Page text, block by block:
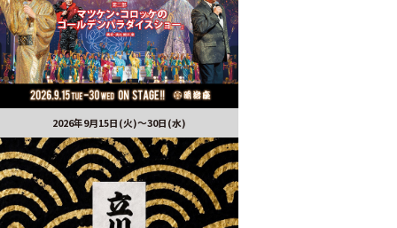
2026年9月15日(火)～30日(水)